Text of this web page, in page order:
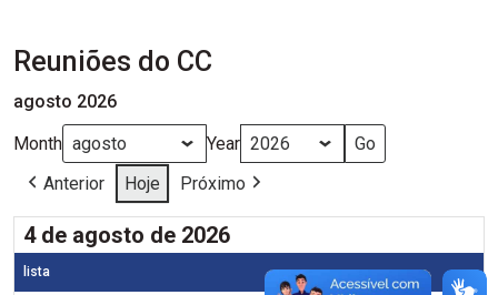
Reuniões do CC
agosto 2026
Month
Year
Anterior
Hoje Próximo
4 de agosto de 2026
lista